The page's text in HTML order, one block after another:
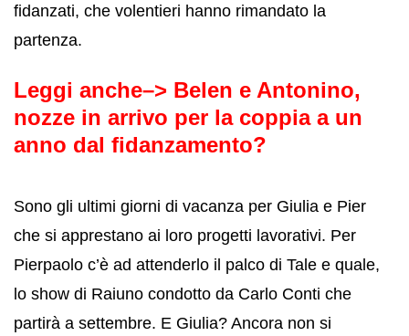
fidanzati, che volentieri hanno rimandato la
partenza.
Leggi anche–> Belen e Antonino,
nozze in arrivo per la coppia a un
anno dal fidanzamento?
Sono gli ultimi giorni di vacanza per Giulia e Pier
che si apprestano ai loro progetti lavorativi. Per
Pierpaolo c’è ad attenderlo il palco di Tale e quale,
lo show di Raiuno condotto da Carlo Conti che
partirà a settembre. E Giulia? Ancora non si